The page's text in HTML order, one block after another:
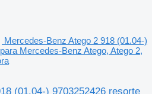
Mercedes-Benz Atego 2 918 (01.04-)
Mercedes-Benz Atego, Atego 2,
(01.04-) 9703252426 resorte